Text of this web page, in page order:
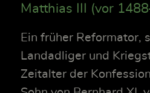
Matthias III (vor
Ein früher Reformator,
Landadliger und
Zeitalter der